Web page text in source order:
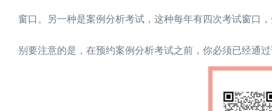
窗口。另一种是案例分析考试，这种每年有四次考试窗口
别要注意的是，在预约案例分析考试之前，你必须已经通